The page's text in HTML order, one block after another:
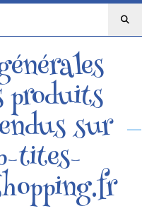
produits
sur
tites-